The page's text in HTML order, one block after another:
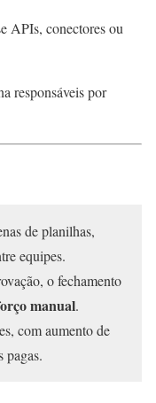
APIs, conectores ou
responsáveis por
de planilhas,
equipes.
o fechamento
manual.
com aumento de
pagas.